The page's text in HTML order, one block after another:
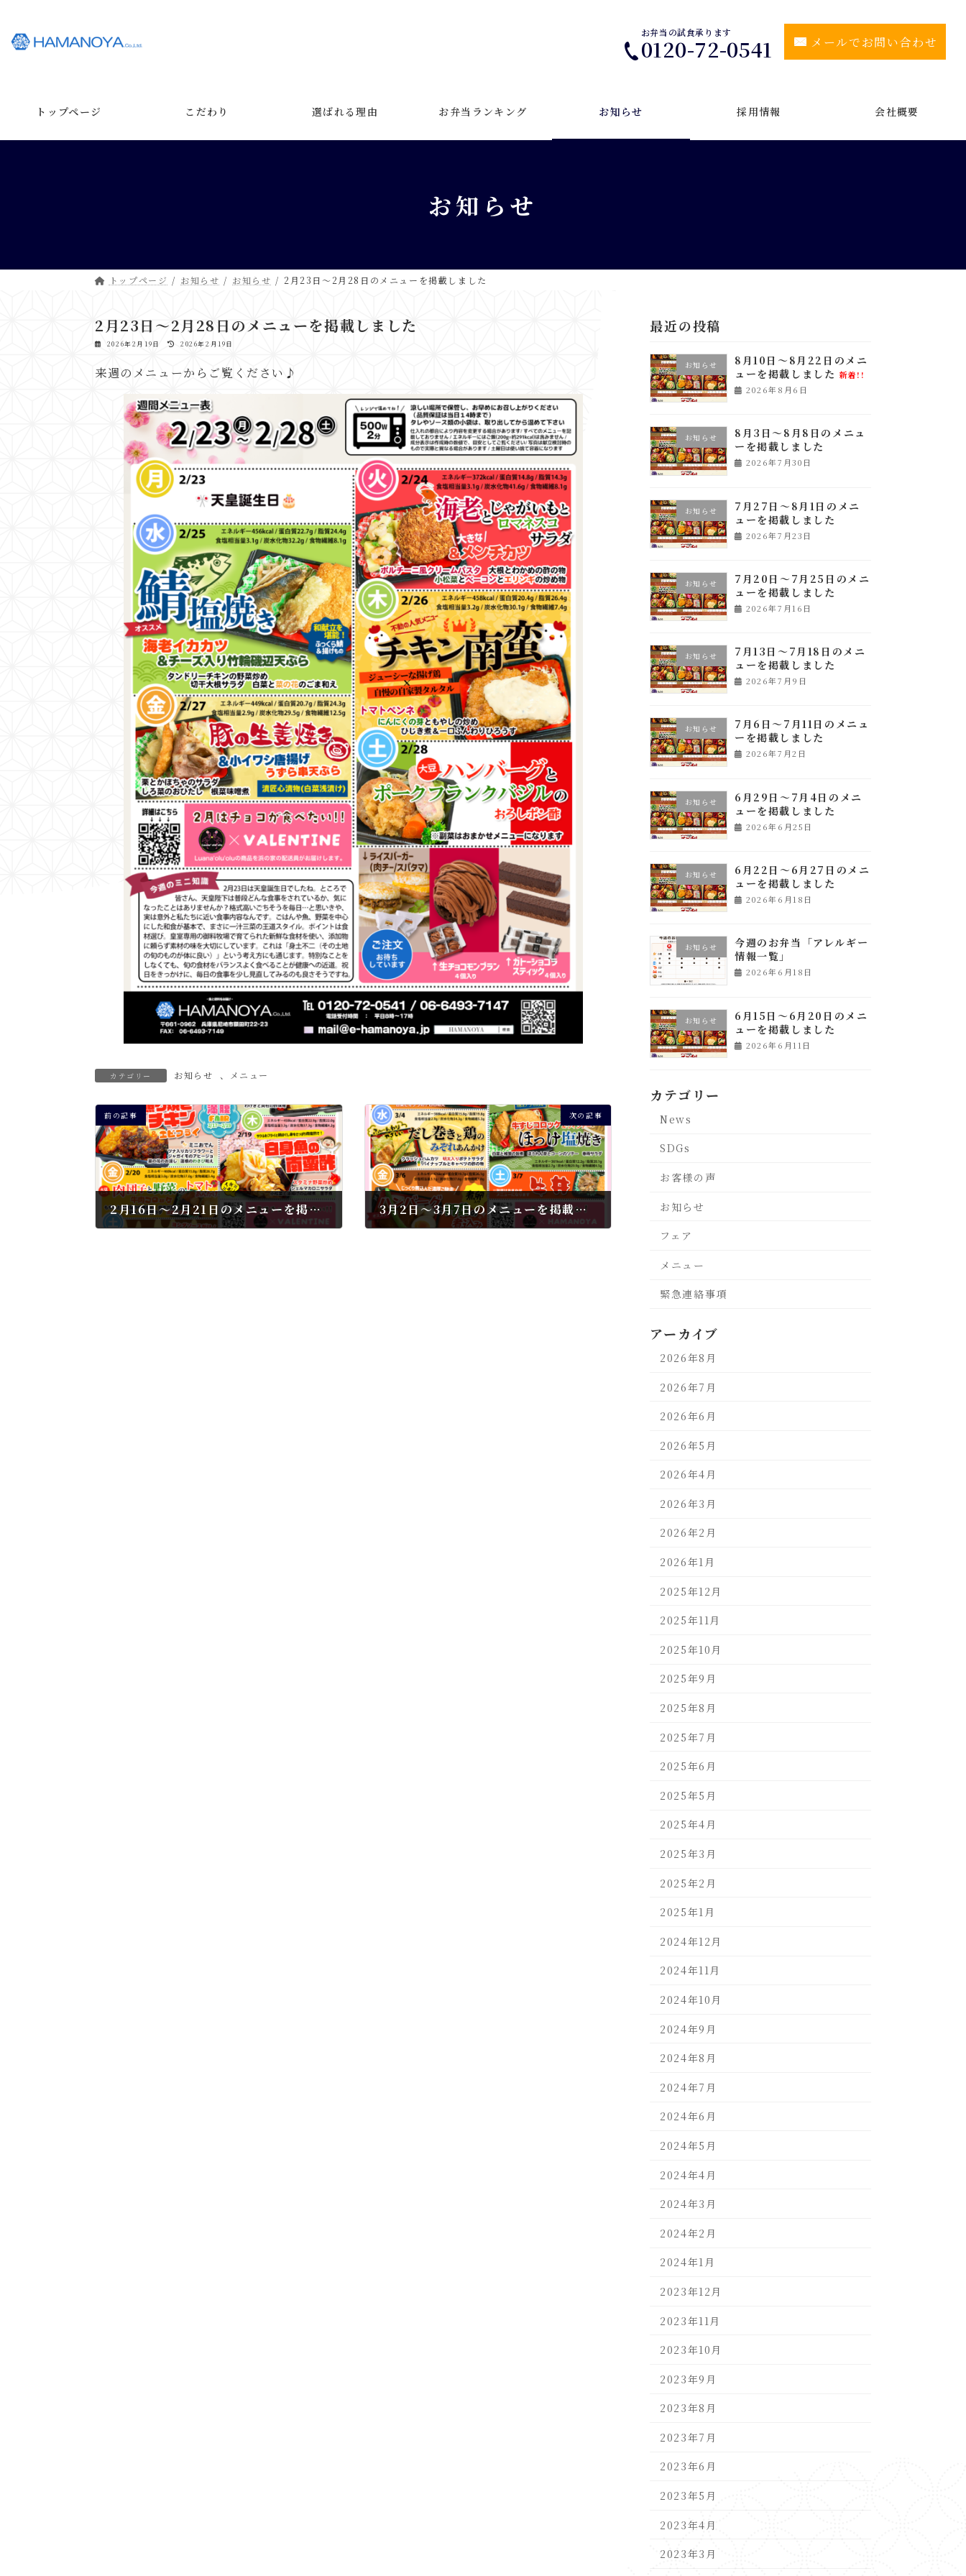
テ
ッ
ゲ
移
トップページ こだわり 選ばれる理由 お弁当ランキング お知らせ 採用情報 会社概要
お弁当の試食承ります
0120-72-0541 メールでお問い合わせ
お知らせ
トップページ お知らせ お知らせ 2月23日～2月28日のメニューを掲載しました
2月23日～2月28日のメニューを掲載しました
2026年2月19日
最
新
日
:
2026年2月19日
来週のメニューからご覧ください♪
カテゴリー お知らせ 、 メニュー
前の記事
2月16日～2月21日のメニューを掲載しました
次の記事
3月2日～3月7日のメニューを掲載しました
最近の投稿
お知らせ
8月10日～8月22日のメニ
ューを掲載しました 新着!!
2026年8月6日
お知らせ
8月3日～8月8日のメニュ
ーを掲載しました
2026年7月30日
お知らせ
7月27日～8月1日のメニ
ューを掲載しました
2026年7月23日
お知らせ
7月20日～7月25日のメニ
ューを掲載しました
2026年7月16日
お知らせ
7月13日～7月18日のメニ
ューを掲載しました
2026年7月9日
お知らせ
7月6日～7月11日のメニュ
ーを掲載しました
2026年7月2日
お知らせ
6月29日～7月4日のメニ
ューを掲載しました
2026年6月25日
お知らせ
6月22日～6月27日のメニ
ューを掲載しました
2026年6月18日
お知らせ
今週のお弁当「アレルギー
情報一覧」
2026年6月18日
お知らせ
6月15日～6月20日のメニ
ューを掲載しました
2026年6月11日
カテゴリー
News
SDGs
お客様の声
お知らせ
フェア
メニュー
緊急連絡事項
アーカイブ
2026年8月
2026年7月
2026年6月
2026年5月
2026年4月
2026年3月
2026年2月
2026年1月
2025年12月
2025年11月
2025年10月
2025年9月
2025年8月
2025年7月
2025年6月
2025年5月
2025年4月
2025年3月
2025年2月
2025年1月
2024年12月
2024年11月
2024年10月
2024年9月
2024年8月
2024年7月
2024年6月
2024年5月
2024年4月
2024年3月
2024年2月
2024年1月
2023年12月
2023年11月
2023年10月
2023年9月
2023年8月
2023年7月
2023年6月
2023年5月
2023年4月
2023年3月